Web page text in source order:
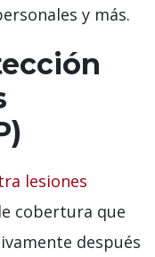
y más.
lesiones
cobertura que
después